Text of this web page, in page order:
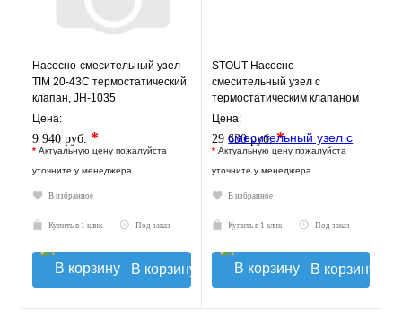
Насосно-смесительный узел
TIM 20-43С термостатический
клапан, JH-1035
Цена:
9 940 руб. *
* Актуальную цену пожалуйста
уточните у менеджера
В избранное
Купить в 1 клик Под заказ
В корзину
STOUT Насосно-
смесительный узел с
термостатическим клапаном
30-60°C, с насосом UPSO 25-
Цена:
29 630 руб.*
* Актуальную цену пожалуйста
уточните у менеджера
В избранное
Купить в 1 клик Под заказ
В корзину